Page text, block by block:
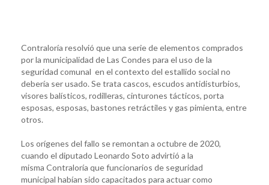
Contraloría resolvió que una serie de elementos comprados
por la municipalidad de Las Condes para el uso de la
seguridad comunal en el contexto del estallido social no
debería ser usado. Se trata cascos, escudos antidisturbios,
visores balísticos, rodilleras, cinturones tácticos, porta
esposas, esposas, bastones retráctiles y gas pimienta, entre
otros.
Los orígenes del fallo se remontan a octubre de 2020,
cuando el diputado Leonardo Soto advirtió a la
misma Contraloría que funcionarios de seguridad
municipal habían sido capacitados para actuar como